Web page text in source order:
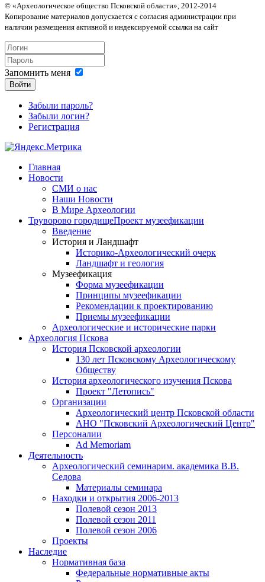
© «Археологическое общество Псковской области», 2012-2014
Копирование материалов допускается с согласия администрации при
наличии размещения активной и индексируемой ссылки на сайт
Запомнить меня
Войти
Забыли пароль?
Забыли логин?
Регистрация
Главная
Новости
СМИ о нас
Наши Новости
В Мире Археологии
Труворово городищеПроект музеефикации
Введение
История и Ландшафт
Историко-Археологический очерк
Ландшафт и геология
Музеефикация
Форма музеефикации
Принципы музеефикации
Рекомендации к проектированию
Приемы музеефикации
Археологические и исторические парки
Археология Пскова
История Псковской археологии
130 лет Псковскому Археологическому
Обществу
История археологического изучения Пскова
Проект "Летопись"
Организации
Археологический центр Псковской области
АНО "Псковский Археологический Центр"
Персоналии
Ad Memoriam
Деятельность
Археологический семинарим. академика В.В.
Седова
Материалы семинара
Находки и открытия 2006-2013
Полевой сезон 2013
Полевой сезон 2011
Полевой сезон 2006
Проекты
Наследие
Нормативная база
Федеральные нормативные акты